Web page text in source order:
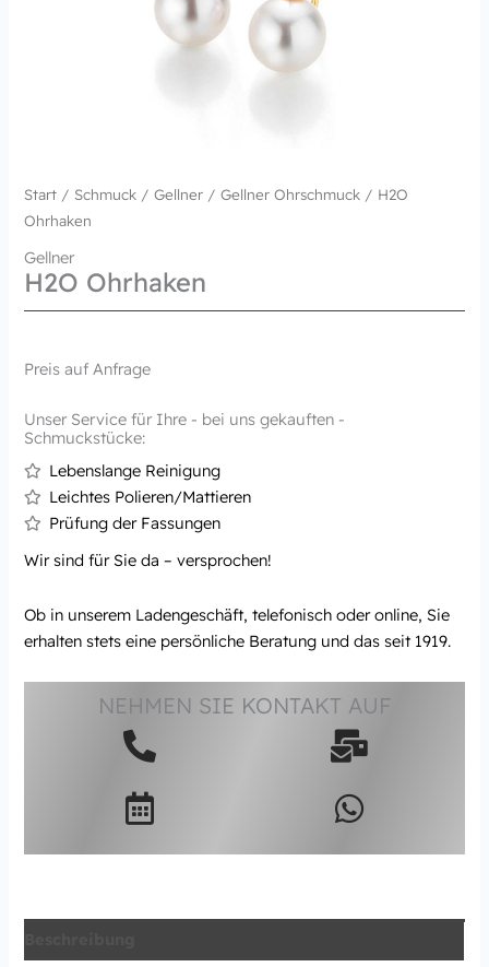
Start / Schmuck /Gellner /Gellner Ohrschmuck / H2O
Ohrhaken
Gellner
H2O Ohrhaken
Preis auf Anfrage
Unser Service für Ihre - bei uns gekauften -
Schmuckstücke:
Lebenslange Reinigung
Leichtes Polieren/Mattieren
Prüfung der Fassungen
Wir sind für Sie da – versprochen!
Ob in unserem Ladengeschäft, telefonisch oder online, Sie
erhalten stets eine persönliche Beratung und das seit 1919.
NEHMEN SIE KONTAKT AUF